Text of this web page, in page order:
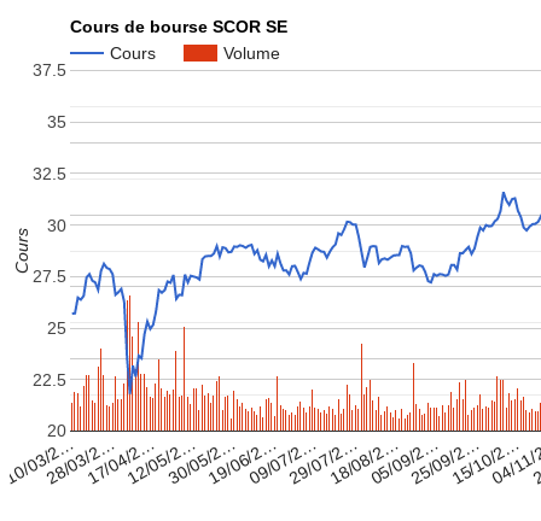
Cours de bourse SCOR SE
Cours
Volume
10/03/2…28/03/2…17/04/2…12/05/2…30/05/2…19/06/2…09/07/2…29/07/2…18/08/2…05/09/2…25/09/2…15/10/2…
04/
20
22.5
25
27.5
30
32.5
35
37.5
Cours